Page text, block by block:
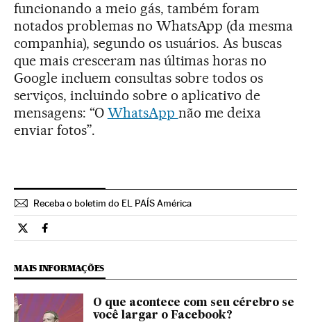
funcionando a meio gás, também foram
notados problemas no WhatsApp (da mesma
companhia), segundo os usuários. As buscas
que mais cresceram nas últimas horas no
Google incluem consultas sobre todos os
serviços, incluindo sobre o aplicativo de
mensagens: “O WhatsApp não me deixa
enviar fotos”.
Receba o boletim do EL PAÍS América
Tecnologia El País Brasil en Twitter
Tecnologia El País Brasil en Facebook
MAIS INFORMAÇÕES
O que acontece com seu cérebro se
você largar o Facebook?